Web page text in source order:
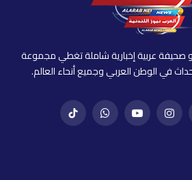
صحيفة عربية إخبارية شاملة تغطي مجموعة
في الوطن العربي وجميع أنحاء العالم.
إنستغراميوتيوب واتساب تيك